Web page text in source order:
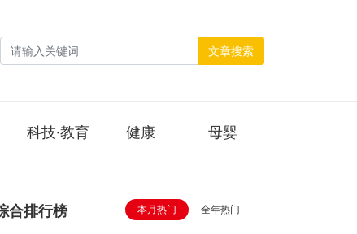
文章搜索
科技·教育 健康 母婴
合排行榜 本月热门 全年热门